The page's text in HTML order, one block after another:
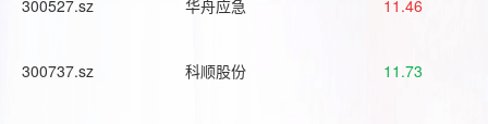
300527.sz 华舟应急 11.46
300737.sz 科顺股份 11.73